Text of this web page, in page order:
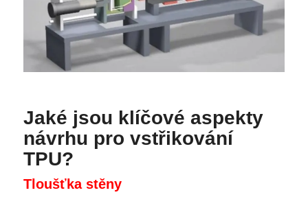
Jaké jsou klíčové aspekty
návrhu pro vstřikování
TPU?
Tloušťka stěny